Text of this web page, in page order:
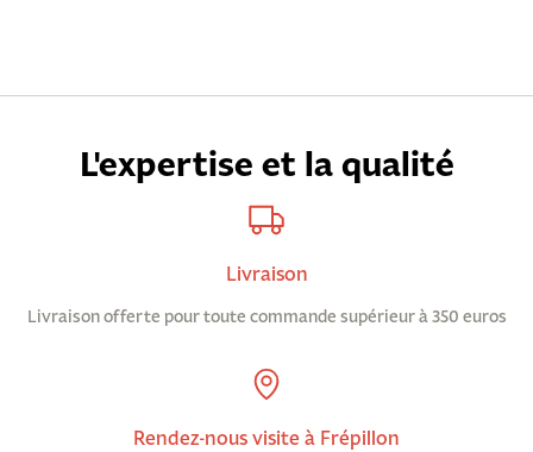
L'expertise et la qualité
Livraison
Livraison offerte pour toute commande supérieur à 350 euros
Rendez-nous visite à Frépillon